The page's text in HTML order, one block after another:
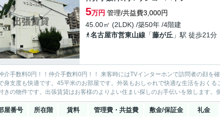
5万円 管理/共益費3,000円
45.00㎡ (2LDK) /築50年 /4階建
名古屋市営東山線 「藤が丘 」駅 徒歩21分
介手数料0円！！仲介手数料0円！！ 来客時にはTVインターホンで訪問者の顔を
身支度も快適です。45平米のお部屋です。外装もおしゃれで快適な生活をおく
きの物件です。出張賃貸はお客様のよりよい住まい探しのお手伝いを致します
屋番号 所在階 賃料 管理費・共益費 敷金/保証金 礼金